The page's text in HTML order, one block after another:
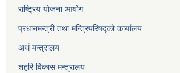
राष्ट्रिय योजना आयोग
प्रधानमन्त्री तथा मन्त्रिपरिषद्को कार्यालय
अर्थ मन्त्रालय
शहरि विकास मन्त्रालय